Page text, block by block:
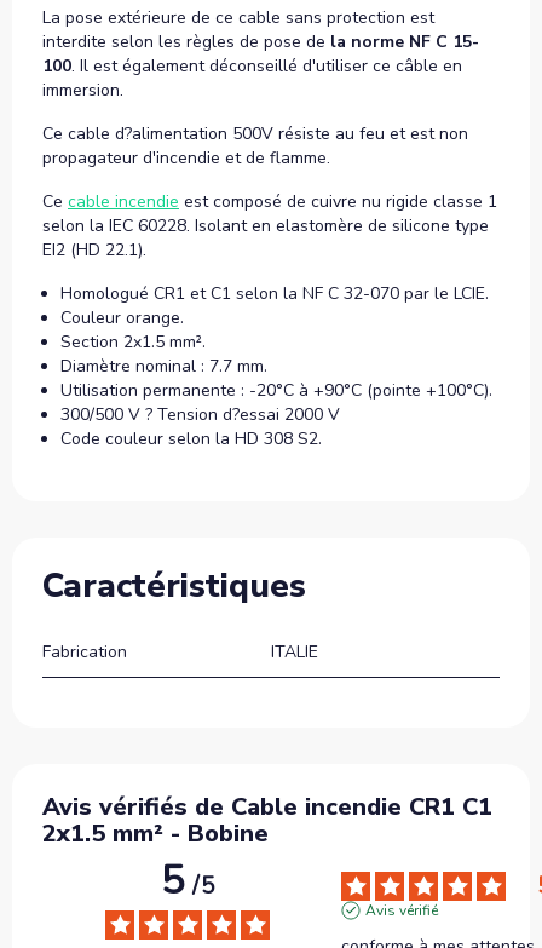
La pose extérieure de ce cable sans protection est
interdite selon les règles de pose de la norme NF C 15-
100. Il est également déconseillé d'utiliser ce câble en
immersion.
Ce cable d?alimentation 500V résiste au feu et est non
propagateur d'incendie et de flamme.
Ce cable incendie est composé de cuivre nu rigide classe 1
selon la IEC 60228. Isolant en elastomère de silicone type
EI2 (HD 22.1).
Homologué CR1 et C1 selon la NF C 32-070 par le LCIE.
Couleur orange.
Section 2x1.5 mm².
Diamètre nominal : 7.7 mm.
Utilisation permanente : -20°C à +90°C (pointe +100°C).
300/500 V ? Tension d?essai 2000 V
Code couleur selon la HD 308 S2.
Caractéristiques
Fabrication ITALIE
Avis vérifiés de Cable incendie CR1 C1
2x1.5 mm² - Bobine
5/5
Avis vérifié